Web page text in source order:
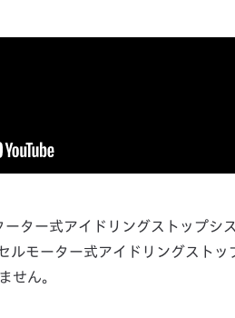
ター式アイドリングストップシ
ルモーター式アイドリングスト
せん。